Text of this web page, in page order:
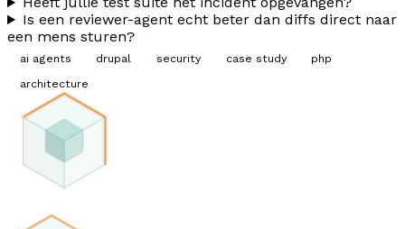
Is een reviewer-agent echt beter dan diffs direct naar
een mens sturen?
ai agents drupal security case study
php
architecture